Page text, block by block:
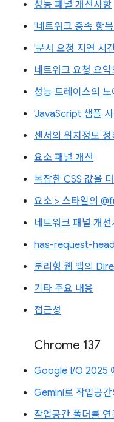
성능 패널 개선사항
'네트워크 종속 항
'문서 요청 지연 시
네트워크 요청 요
성능 트레이스의 노
'JavaScript 샘플
센서의 위치정보
요소 패널 개선
복잡한 CSS 값을
요소 > 스타일의
네트워크 패널 개선
has-request-
분리형 웹 앱의
기타 주요 내용
접근성
Chrome 137
Google I/O 2025
Gemini로 작업공
작업공간 폴더를